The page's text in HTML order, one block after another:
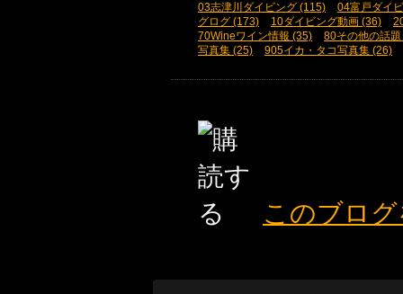
03志津川ダイビング (115)
04富戸ダイ
グログ (173)
10ダイビング動画 (36)
70Wineワイン情報 (35)
80その他の話
写真集 (25)
905イカ・タコ写真集 (26)
このブロ